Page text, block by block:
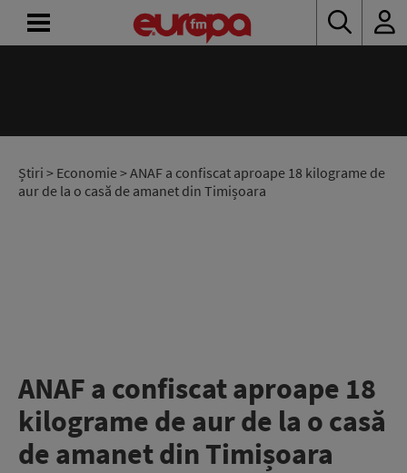
Știri > Economie> ANAF a confiscat aproape 18 kilograme de
aur de la o casă de amanet din Timișoara
ANAF a confiscat aproape 18
kilograme de aur de la o casă
de amanet din Timișoara
RADIO